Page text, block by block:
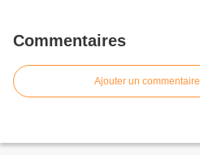
Commentaires
Ajouter un commentaire